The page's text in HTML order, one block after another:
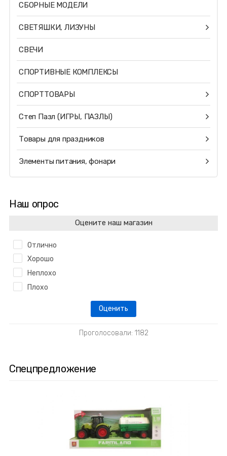
СБОРНЫЕ МОДЕЛИ
СВЕТЯШКИ, ЛИЗУНЫ
СВЕЧИ
СПОРТИВНЫЕ КОМПЛЕКСЫ
СПОРТТОВАРЫ
Степ Пазл (ИГРЫ, ПАЗЛЫ)
Товары для праздников
Элементы питания, фонари
Наш опрос
Оцените наш магазин
Отлично
Хорошо
Неплохо
Плохо
Проголосовали: 1182
Спецпредложение